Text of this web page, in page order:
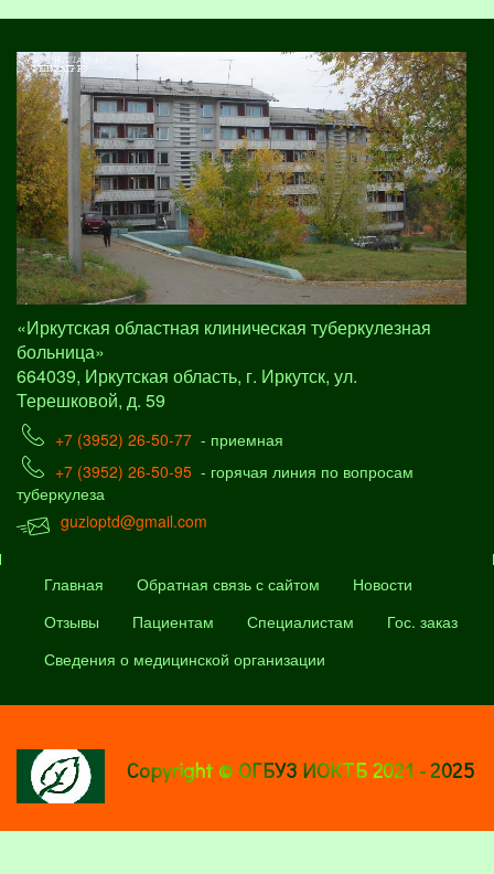
«Иркутская областная клиническая туберкулезная
больница»
664039, Иркутская область, г. Иркутск, ул.
Терешковой, д. 59
+7 (3952) 26-50-77 - приемная
+7 (3952) 26-50-95 - горячая линия по вопросам
туберкулеза
guzioptd@gmail.com
Главная Обратная связь с сайтом
Новости
Отзывы
Пациентам Специалистам
Гос. заказ
Сведения о медицинской организации
Copyright © ОГБУЗ ИОКТБ 2021 - 2025